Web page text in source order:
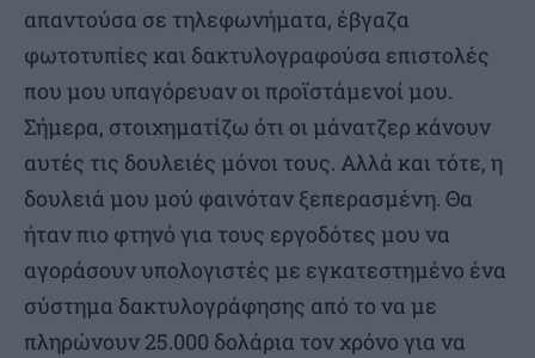
απαντούσα σε τηλεφωνήματα, έβγαζα
φωτοτυπίες και δακτυλογραφούσα επιστολές
που μου υπαγόρευαν οι προϊστάμενοί μου.
Σήμερα, στοιχηματίζω ότι οι μάνατζερ κάνουν
αυτές τις δουλειές μόνοι τους. Αλλά και τότε, η
δουλειά μου μού φαινόταν ξεπερασμένη. Θα
ήταν πιο φτηνό για τους εργοδότες μου να
αγοράσουν υπολογιστές με εγκατεστημένο ένα
σύστημα δακτυλογράφησης από το να με
πληρώνουν 25.000 δολάρια τον χρόνο για να